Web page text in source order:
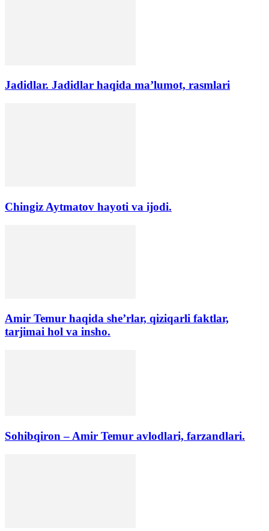
Jadidlar. Jadidlar haqida ma’lumot, rasmlari
Chingiz Aytmatov hayoti va ijodi.
Amir Temur haqida she’rlar, qiziqarli faktlar,
tarjimai hol va insho.
Sohibqiron – Amir Temur avlodlari, farzandlari.